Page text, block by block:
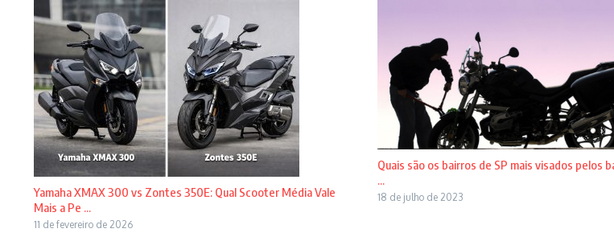
Yamaha XMAX 300 vs Zontes 350E: Qual Scooter Média Vale
Mais a Pe ...
11 de fevereiro de 2026
Quais são os bairros de SP mais visados pelos
...
18 de julho de 2023